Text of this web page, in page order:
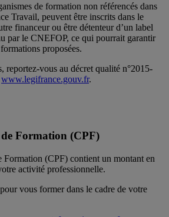
de formation non référencés dans
Travail, peuvent être inscrits dans le
financeur ou être détenteur d’un label
par le CNEFOP, ce qui pourrait garantir
proposées.
reportez-vous au décret qualité n°2015-
www.legifrance.gouv.fr.
Formation (CPF)
Formation (CPF) contient un montant en
activité professionnelle.
vous former dans le cadre de votre